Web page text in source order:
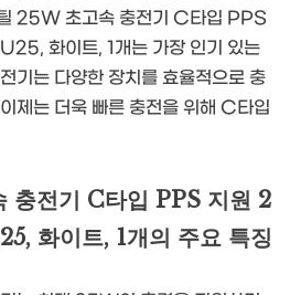
25W 초고속 충전기 C타입 PPS
화이트, 1개는 가장 인기 있는
기는 다양한 장치를 효율적으로 충
제는 더욱 빠른 충전을 위해 C타입
충전기 C타입 PPS 지원 2
화이트, 1개의 주요 특징